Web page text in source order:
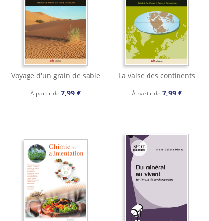
Voyage d'un grain de sable
À partir de 7,99 €
La valse des continents
À partir de 7,99 €